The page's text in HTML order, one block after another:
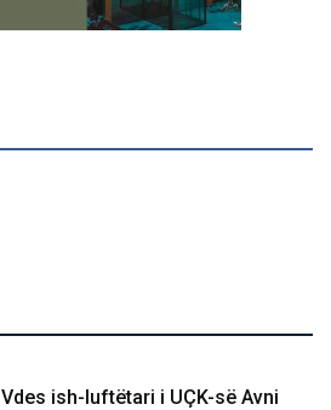
Vdes ish-luftëtari i UÇK-së Avni